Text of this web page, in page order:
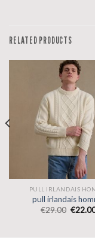
RELATED PRODUCTS
PULL IRLANDAIS
pull irlandais
€29.00 €